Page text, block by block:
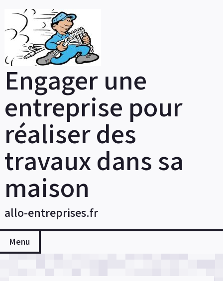
content
Engager une
entreprise pour
réaliser des
travaux dans sa
maison
allo-entreprises.fr
Menu